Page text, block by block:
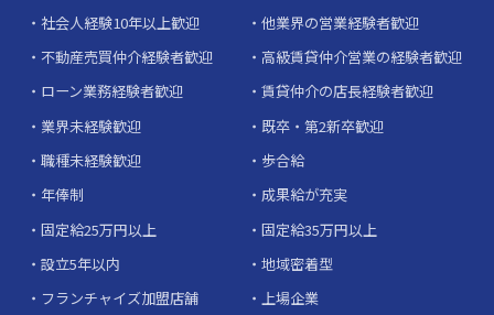
社会人経験10年以上歓迎
他業界の営業経験者歓迎
不動産売買仲介経験者歓迎
高級賃貸仲介営業の経験者歓迎
ローン業務経験者歓迎
賃貸仲介の店長経験者歓迎
業界未経験歓迎
既卒・第2新卒歓迎
職種未経験歓迎
歩合給
年俸制
成果給が充実
固定給25万円以上
固定給35万円以上
設立5年以内
地域密着型
フランチャイズ加盟店舗
上場企業